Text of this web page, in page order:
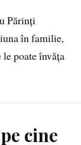
Părinți
în familie,
poate învăța
cine